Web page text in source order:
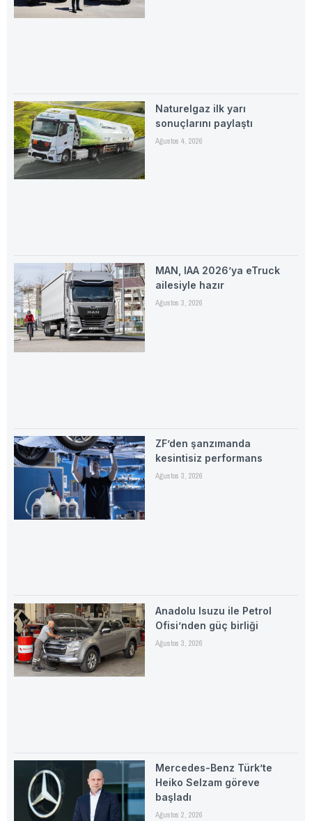
Naturelgaz ilk yarı
sonuçlarını paylaştı
Ağustos 4, 2026
MAN, IAA 2026’ya eTruck
ailesiyle hazır
Ağustos 3, 2026
ZF’den şanzımanda
kesintisiz performans
Ağustos 3, 2026
Anadolu Isuzu ile Petrol
Ofisi’nden güç birliği
Ağustos 3, 2026
Mercedes-Benz Türk’te
Heiko Selzam göreve
başladı
Ağustos 2, 2026